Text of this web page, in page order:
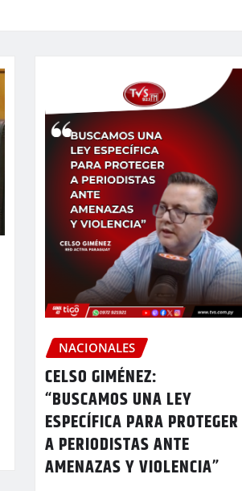
NACIONALES
CELSO GIMÉNEZ:
“BUSCAMOS UNA LEY
ESPECÍFICA PARA PROTEGER
A PERIODISTAS ANTE
AMENAZAS Y VIOLENCIA”